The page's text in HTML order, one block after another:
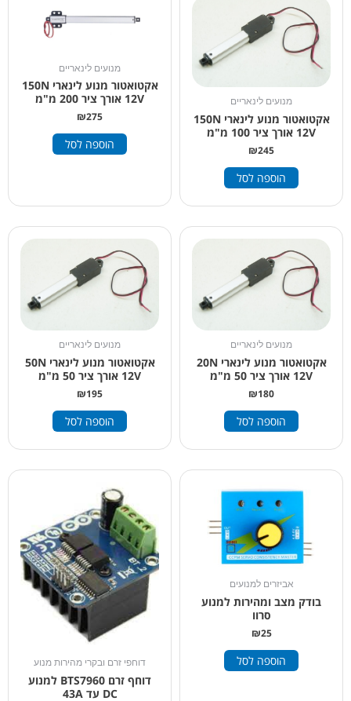
מנועים לינאריים
אקטואטור מנוע לינארי 150N
12V אורך ציר 100 מ"מ
₪245
הוספה לסל
מנועים לינאריים
אקטואטור מנוע לינארי 150N
12V אורך ציר 200 מ"מ
₪275
הוספה לסל
מנועים לינאריים
אקטואטור מנוע לינארי 20N
12V אורך ציר 50 מ"מ
₪180
הוספה לסל
מנועים לינאריים
אקטואטור מנוע לינארי 50N
12V אורך ציר 50 מ"מ
₪195
הוספה לסל
אביזרים למנועים
בודק מצב ומהירות למנוע
סרוו
₪25
הוספה לסל דוחפי זרם ובקרי מהירות מנוע
דוחף זרם BTS7960 למנוע
DC עד 43A